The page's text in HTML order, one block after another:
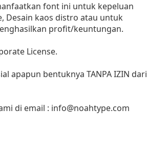
font ini untuk kepeluan
Desain kaos distro atau untuk
profit/keuntungan.
License.
apapun bentuknya TANPA IZIN dari
di email : info@noahtype.com